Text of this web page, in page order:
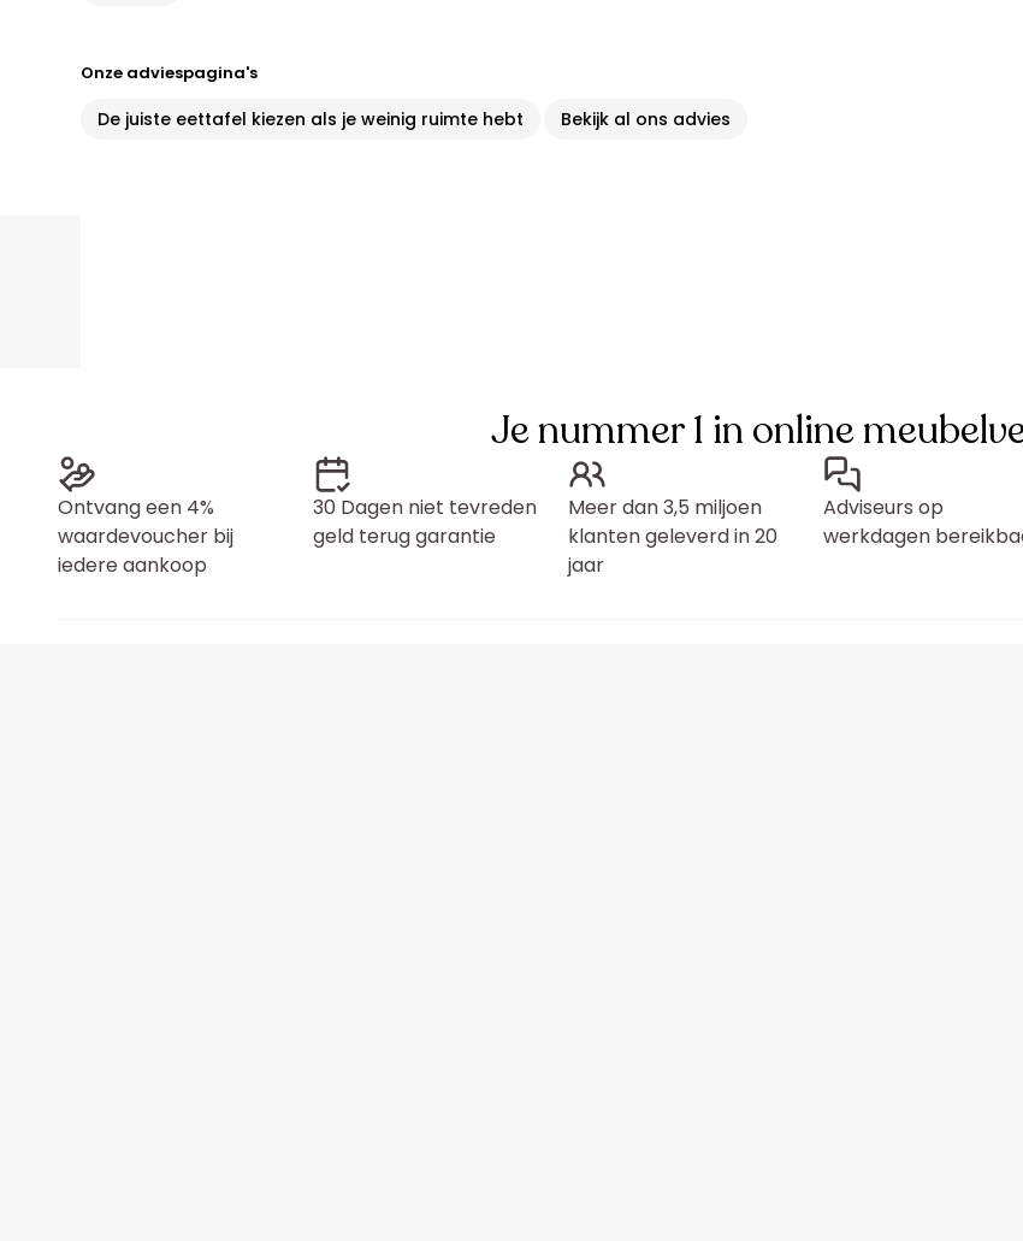
Onze adviespagina's
De juiste eettafel kiezen als je weinig ruimte hebt Bekijk al ons advies
Je nummer 1 in online
Ontvang een 4%
waardevoucher bij
iedere aankoop
30 Dagen niet tevreden
geld terug garantie
Meer dan 3,5 miljoen
klanten geleverd in 20
jaar
Adviseurs op
werkdagen